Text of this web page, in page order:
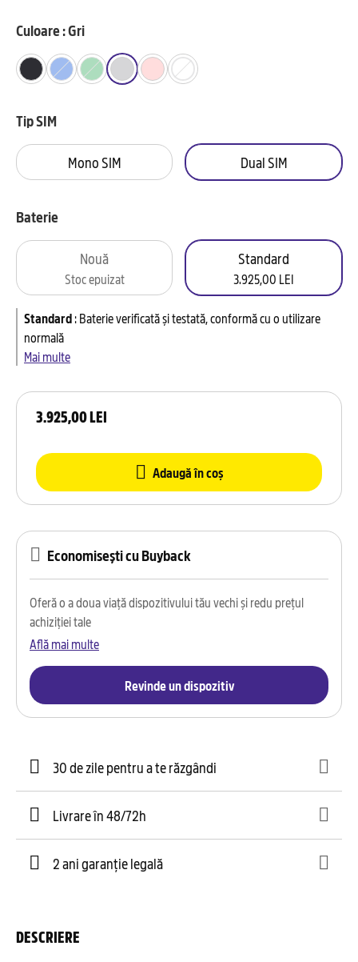
3.925,00 LEI
Adaugă în coș
Culoare : Gri
Tip SIM
Mono SIM Dual SIM
Baterie
Nouă
Stoc epuizat
Standard
3.925,00 LEI
Standard:Baterie verificată și testată, conformă cu o utilizare
normală
Mai multe
Economisești cu Buyback
Oferă o a doua viață dispozitivului tău vechi și redu prețul
achiziției tale
Află mai multe
Revinde un dispozitiv
30 de zile pentru a te răzgândi
Livrare în 48/72h
2 ani garanție legală
DESCRIERE